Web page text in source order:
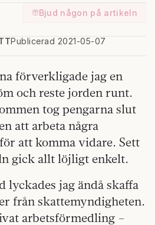
Bjud någon på artikeln
Publicerad 2021-05-07
förverkligade jag en
och reste jorden runt.
tog pengarna slut
att arbeta några
att komma vidare. Sett
gick allt löjligt enkelt.
lyckades jag ändå skaffa
från skattemyndigheten.
arbetsförmedling –